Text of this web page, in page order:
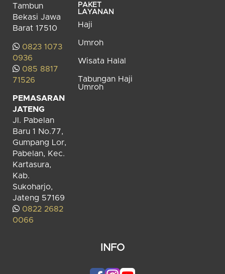
Tambun
Bekasi Jawa
Barat 17510
0823 1073
0936
085 8817
71526
PEMASARAN
JATENG
Jl. Pabelan
Baru 1 No.77,
Gumpang Lor,
Pabelan, Kec.
Kartasura,
Kab.
Sukoharjo,
Jateng 57169
0822 2682
0066
PAKET
LAYANAN
Haji
Umroh
Wisata Halal
Tabungan Haji
Umroh
INFO